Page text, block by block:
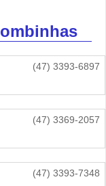
(47) 3393-6897
(47) 3369-2057
(47) 3393-7348